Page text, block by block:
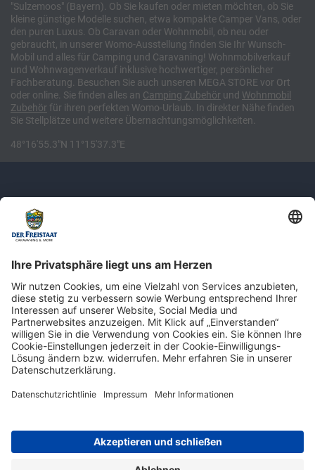
"Sulzemoos" (Bayern). Ob Sie kaufen oder mieten möchten, ob Sie
kleine günstige Modelle suchen, etwa kompakte Camper Vans, oder
den puren Luxus. Ob Caravan oder Wohnmobil, ob neu oder
gebraucht, in unserer Womo-Ausstellung finden Sie Ihr Wunsch-
Mobil und alles für Camping und Caravaning! Wohnmobilverkauf
und Wohnwagenverkauf inklusive hochwertiger, persönlicher
Fachberatung. Besuchen Sie auch unseren MEGA STORE vor Ort
oder online. Sie finden alles an Camping Zubehör und Wohnmobil
Zubehör für ihren perfekten Womo-Urlaub. In direkter Nähe finden
Sie Stellplätze und weitere Übernachtungsmöglichkeiten.
48°16'55.3"N 11°15'37.3"E
Newsletter: Jetzt auf
shop.derfreistaat.de anmelden und
einen 5€ Gutschein für unseren Online-
Shop erhalten!*
Impressum Datenschutz Barrierefreiheit